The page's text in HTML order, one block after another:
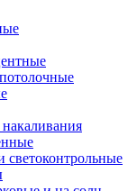
светоконтрольные